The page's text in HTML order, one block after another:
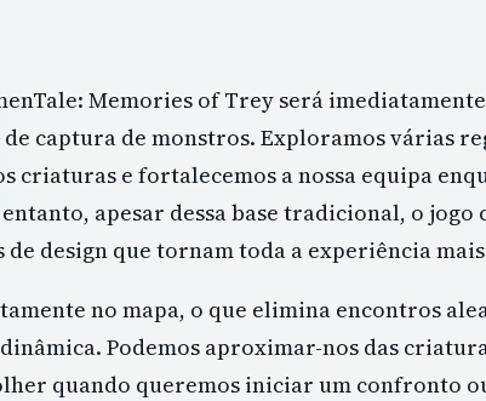
Memories of Trey será
de captura de monstros. Exploramos várias
criaturas e fortalecemos a nossa equipa
apesar dessa base tradicional, o jogo
de design que tornam toda a experiência
no mapa, o que elimina encontros
Podemos aproximar-nos das
quando queremos iniciar um confronto